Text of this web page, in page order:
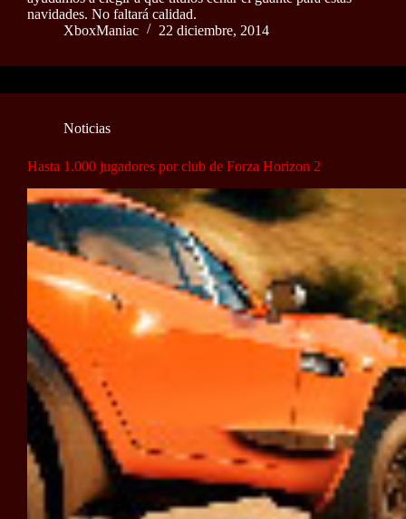
navidades. No faltará calidad.
XboxManiac
22 diciembre, 2014
Noticias
Hasta 1.000 jugadores por club de Forza Horizon 2